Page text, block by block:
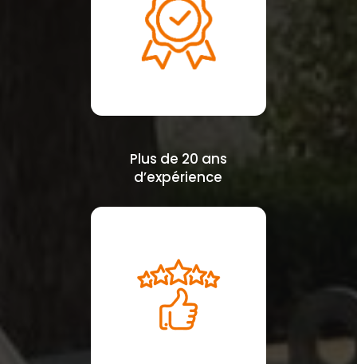
Plus de 20 ans
d’expérience